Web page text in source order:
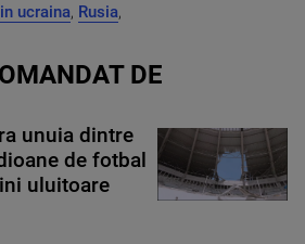
ucraina, Rusia,
DE
unuia dintre
de fotbal
uluitoare